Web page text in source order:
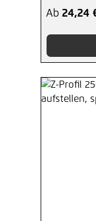
Ab 24,24